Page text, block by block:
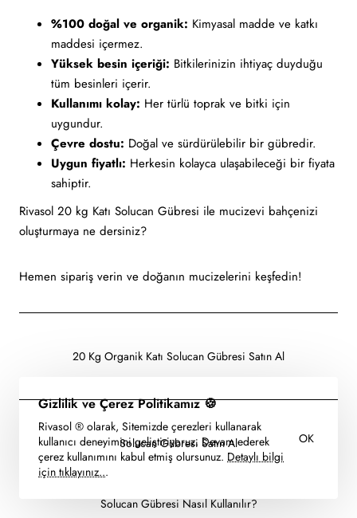
Gizlilik ve Çerez Politikamız 🍪
Rivasol ® olarak, Sitemizde çerezleri kullanarak
kullanıcı deneyimini geliştiriyoruz. Devam ederek
çerez kullanımını kabul etmiş olursunuz. Detaylı bilgi
için tıklayınız...
OK
%100 doğal ve organik: Kimyasal madde ve katkı
maddesi içermez.
Yüksek besin içeriği: Bitkilerinizin ihtiyaç duyduğu
tüm besinleri içerir.
Kullanımı kolay: Her türlü toprak ve bitki için
uygundur.
Çevre dostu: Doğal ve sürdürülebilir bir gübredir.
Uygun fiyatlı: Herkesin kolayca ulaşabileceği bir fiyata
sahiptir.
Rivasol 20 kg Katı Solucan Gübresi ile mucizevi bahçenizi
oluşturmaya ne dersiniz?
Hemen sipariş verin ve doğanın mucizelerini keşfedin!
20 Kg Organik Katı Solucan Gübresi Satın Al
Solucan Gübresi Satın Al
Solucan Gübresi Nasıl Kullanılır?